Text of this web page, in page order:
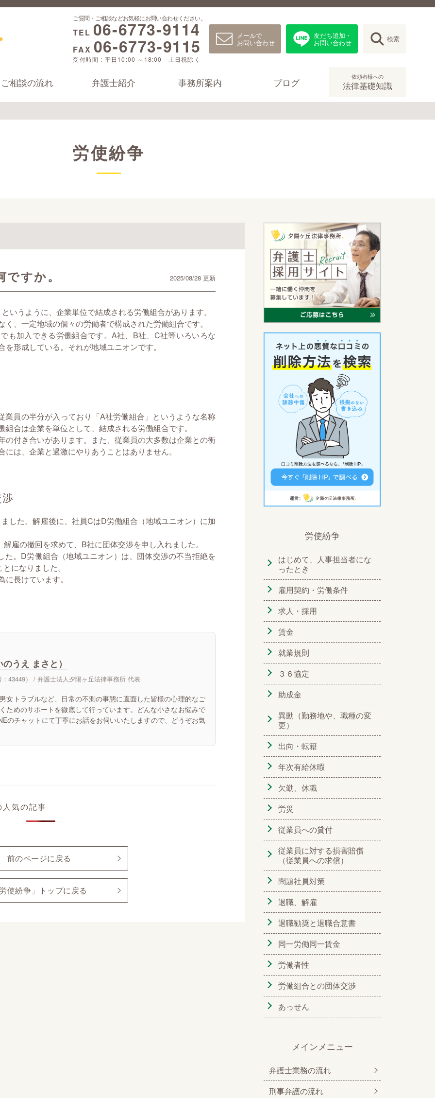
ご質問・ご相談などお気軽にお問い合わせください。
TEL 06-6773-9114
FAX 06-6773-9115
受付時間 : 平日10:00 ～18:00 土日祝除く
メールで
お問い合わせ
友だち追加・
お問い合わせ 検索
ご相談の流れ 弁護士紹介 事務所案内 ブログ 依頼者様への
法律基礎知識
労使紛争
すか。 2025/08/28 更新
いうように、企業単位で結成される労働組合があります。
、一定地域の個々の労働者で構成された労働組合です。
も加入できる労働組合です。A社、B社、C社等いろいろな
形成している。それが地域ユニオンです。
業員の半分が入っており「A社労働組合」というような名称
合は企業を単位として、結成される労働組合です。
の付き合いがあります。また、従業員の大多数は企業との衝
は、企業と過激にやりあうことはありません。
した。解雇後に、社員CはD労働組合（地域ユニオン）に加
雇の撤回を求めて、B社に団体交渉を申し入れました。
。D労働組合（地域ユニオン）は、団体交渉の不当拒絶を
になりました。
長けています。
うえ まさと）
43449） / 弁護士法人夕陽ヶ丘法律事務所 代表
女トラブルなど、日常の不測の事態に直面した皆様の心理的なご
ためのサポートを徹底して行っています。どんな小さなお悩みで
のチャットにて丁寧にお話をお伺いいたしますので、どうぞお気
人気の記事
前のページに戻る
使紛争」トップに戻る
労使紛争
はじめて、人事担当者にな
ったとき
雇用契約・労働条件
求人・採用
賃金
就業規則
３６協定
助成金
異動（勤務地や、職種の変
更）
出向・転籍
年次有給休暇
欠勤、休職
労災
従業員への貸付
従業員に対する損害賠償
（従業員への求償）
問題社員対策
退職、解雇
退職勧奨と退職合意書
同一労働同一賃金
労働者性
労働組合との団体交渉
あっせん
メインメニュー
弁護士業務の流れ
刑事弁護の流れ